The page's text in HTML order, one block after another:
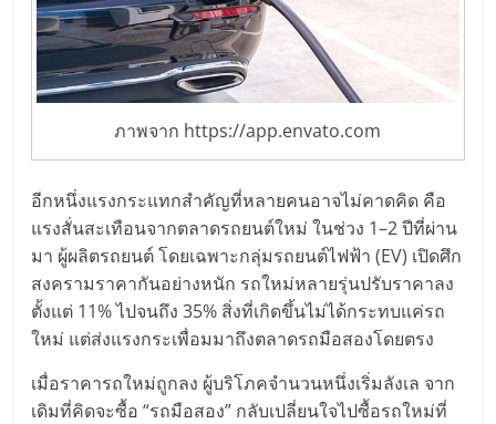
มอี
รน
ไชส์,
ปรึกษา
แฟ
รน
รวม
แฟ
ภาพจาก https://app.envato.com
อีกหนึ่งแรงกระแทกสำคัญที่หลายคนอาจไม่คาดคิด คือ
แรงสั่นสะเทือนจากตลาดรถยนต์ใหม่ ในช่วง 1–2 ปีที่ผ่าน
มา ผู้ผลิตรถยนต์ โดยเฉพาะกลุ่มรถยนต์ไฟฟ้า (EV) เปิดศึก
สงครามราคากันอย่างหนัก รถใหม่หลายรุ่นปรับราคาลง
ตั้งแต่ 11% ไปจนถึง 35% สิ่งที่เกิดขึ้นไม่ได้กระทบแค่รถ
ใหม่ แต่ส่งแรงกระเพื่อมมาถึงตลาดรถมือสองโดยตรง
เมื่อราคารถใหม่ถูกลง ผู้บริโภคจำนวนหนึ่งเริ่มลังเล จาก
เดิมที่คิดจะซื้อ “รถมือสอง” กลับเปลี่ยนใจไปซื้อรถใหม่ที่